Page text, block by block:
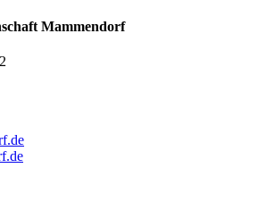
Mammendorf